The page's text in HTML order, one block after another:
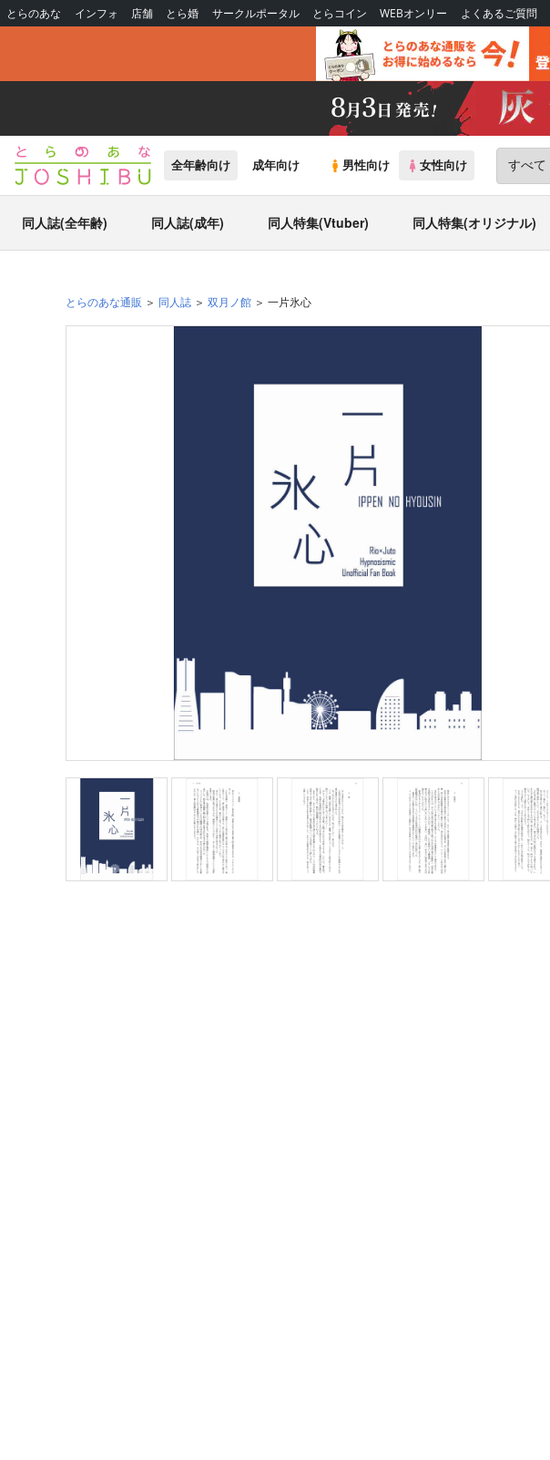
とらのあな インフォ 店舗 とら婚 サークルポータル とらコイン WEBオンリー よくあるご質問
全年齢向け 成年向け 男性向け 女性向け
同人誌(全年齢) 同人誌(成年) 同人特集(Vtuber) 同人特集(オリジナル)
とらのあな通販 同人誌 双月ノ館 一片氷心